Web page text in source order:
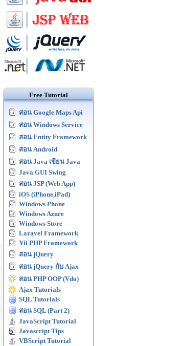
Free Tutorial
สอน Google Maps Api
สอน Windows Service
สอน Entity Framework
สอน Android
สอน Java เขียน Java
Java GUI Swing
สอน JSP (Web App)
iOS (iPhone,iPad)
Windows Phone
Windows Azure
Windows Store
Laravel Framework
Yii PHP Framework
สอน jQuery
สอน jQuery กับ Ajax
สอน PHP OOP (Vdo)
Ajax Tutorials
SQL Tutorials
สอน SQL (Part 2)
JavaScript Tutorial
Javascript Tips
VBScript Tutorial